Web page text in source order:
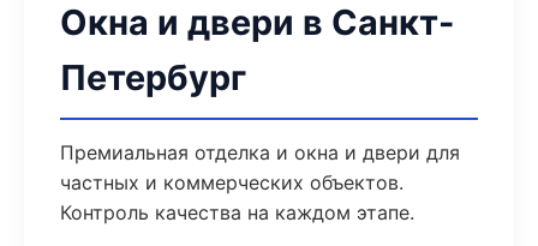
Окна и двери в Санкт-
Петербург
Премиальная отделка и окна и двери для
частных и коммерческих объектов.
Контроль качества на каждом этапе.